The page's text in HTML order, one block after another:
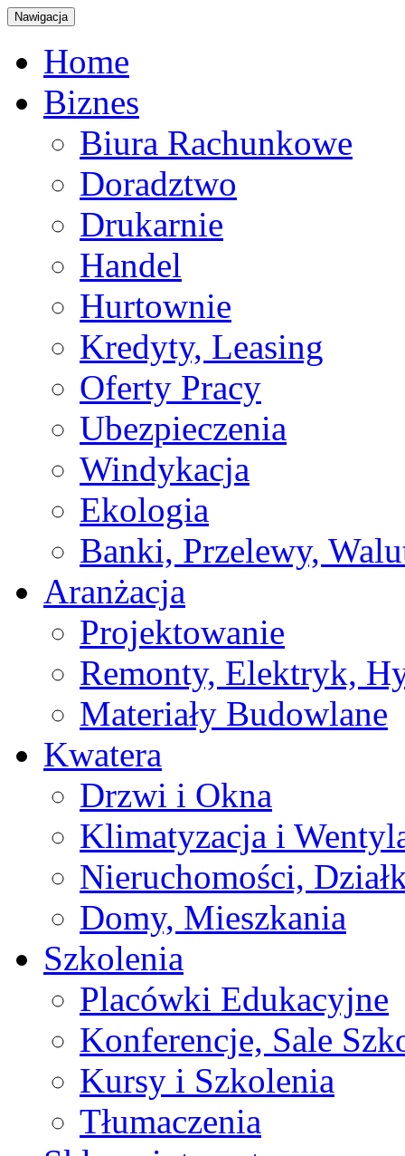
Nawigacja
Home
Biznes
Biura Rachunkowe
Doradztwo
Drukarnie
Handel
Hurtownie
Kredyty, Leasing
Oferty Pracy
Ubezpieczenia
Windykacja
Ekologia
Banki, Przelewy,
Aranżacja
Projektowanie
Remonty, Elektryk,
Materiały Budowlane
Kwatera
Drzwi i Okna
Klimatyzacja i
Nieruchomości,
Domy, Mieszkania
Szkolenia
Placówki Edukacyjne
Konferencje, Sale
Kursy i Szkolenia
Tłumaczenia